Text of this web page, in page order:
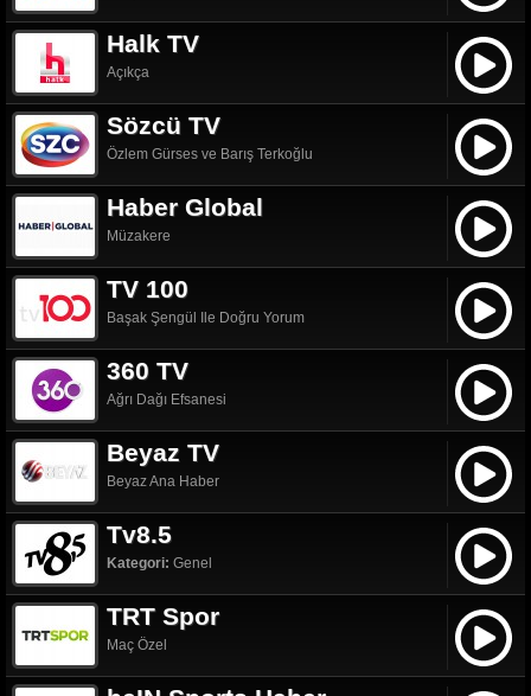
Halk TV
Açıkça
Sözcü TV
Özlem Gürses ve Barış Terkoğlu
Haber Global
Müzakere
TV 100
Başak Şengül Ile Doğru Yorum
360 TV
Ağrı Dağı Efsanesi
Beyaz TV
Beyaz Ana Haber
Tv8.5
Kategori: Genel
TRT Spor
Maç Özel